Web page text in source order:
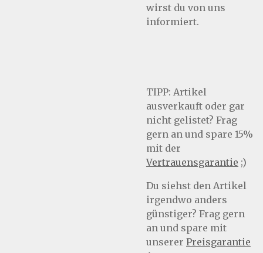
wirst du von uns
informiert.
TIPP: Artikel
ausverkauft oder gar
nicht gelistet? Frag
gern an und spare 15%
mit der
Vertrauensgarantie ;)
Du siehst den Artikel
irgendwo anders
günstiger? Frag gern
an und spare mit
unserer Preisgarantie